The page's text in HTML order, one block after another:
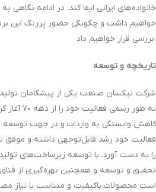
خانواده‌های ایرانی ایفا کند. در ادامه
خواهیم داشت و چگونگی حضور پررنگ این
بررسی قرار خواهیم داد.
تاریخچه و توسعه
شرکت نیکسان صنعت یکی از پیشگامان تولید
به طور
کاهش وابستگی به واردات و در جهت توسعه
فعالیت خود رشد قابل‌توجهی داشته و موفق
را به دست آورد. با توسعه زیرساخت‌های
تحقیق و توسعه و همچنین بهره‌گیری از
است محصولات باکیفیت و متناسب با نیاز